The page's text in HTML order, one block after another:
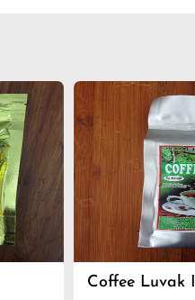
Coffee Luvak I